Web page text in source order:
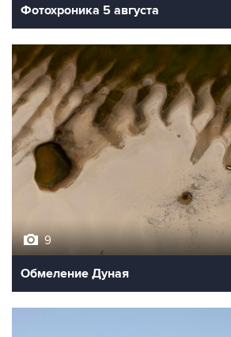
Фотохроника 5 августа
9
Обмеление Дуная